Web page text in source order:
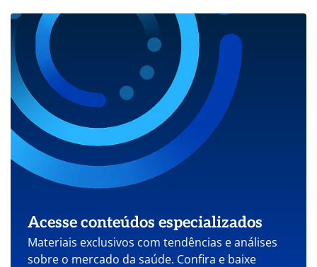
Acesse conteúdos especializados
Materiais exclusivos com tendências e análises
sobre o mercado da saúde. Confira e baixe